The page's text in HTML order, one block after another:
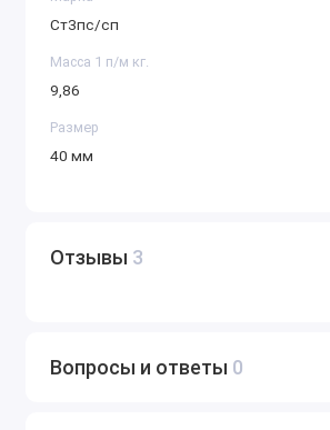
Ст3пс/сп
Масса 1 п/м кг.
9,86
Размер
40 мм
Отзывы 3
Вопросы и ответы 0